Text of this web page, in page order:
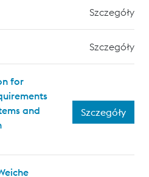
Szczegóły
Szczegóły
for
and
Szczegóły